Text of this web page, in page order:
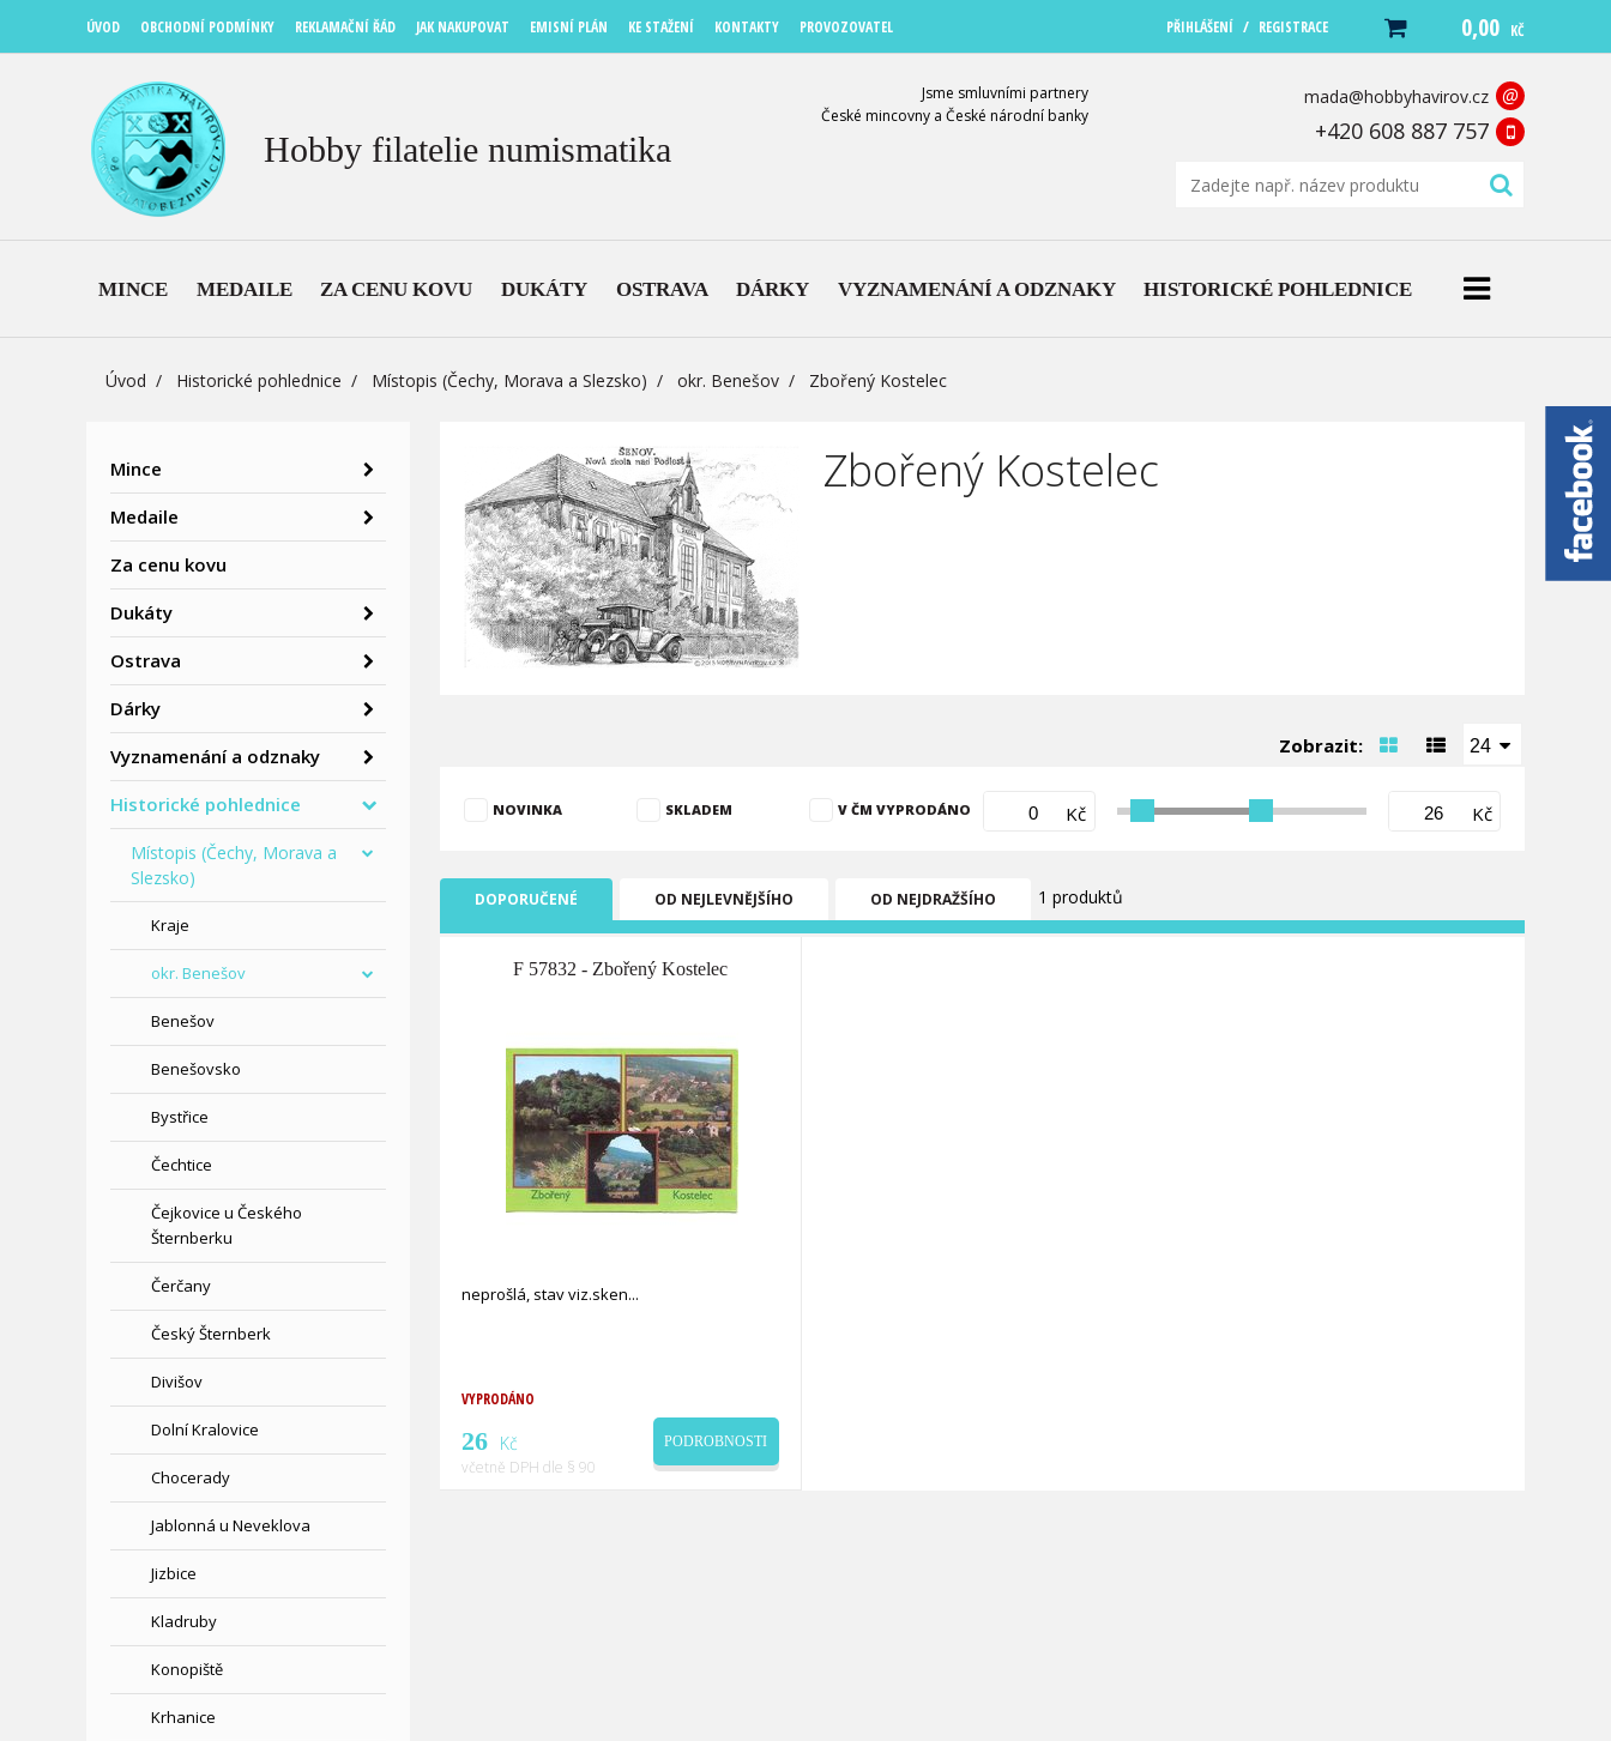
ÚVOD OBCHODNÍ PODMÍNKY REKLAMAČNÍ ŘÁD JAK NAKUPOVAT EMISNÍ PLÁN KE STAŽENÍ KONTAKTY PROVOZOVATEL PŘIHLÁŠENÍ / REGISTRACE 0,00 KČ
Hobby filatelie numismatika
Jsme smluvními partnery
České mincovny a České národní banky
mada@hobbyhavirov.cz @
+420 608 887 757
MINCE MEDAILE ZA CENU KOVU DUKÁTY OSTRAVA DÁRKY VYZNAMENÁNÍ A ODZNAKY HISTORICKÉ POHLEDNICE
Úvod Historické pohlednice Místopis (Čechy, Morava a Slezsko) okr. Benešov Zbořený Kostelec
Mince
Medaile
Za cenu kovu
Dukáty
Ostrava
Dárky
Vyznamenání a odznaky
Historické pohlednice
Místopis (Čechy, Morava a
Slezsko)
Kraje
okr. Benešov
Benešov
Benešovsko
Bystřice
Čechtice
Čejkovice u Českého
Šternberku
Čerčany
Český Šternberk
Divišov
Dolní Kralovice
Chocerady
Jablonná u Neveklova
Jizbice
Kladruby
Konopiště
Krhanice
Zbořený Kostelec
Zobrazit: 24
NOVINKA SKLADEM V ČM VYPRODÁNO Kč Kč
DOPORUČENÉ OD NEJLEVNĚJŠÍHO OD NEJDRAŽŠÍHO 1 produktů
F 57832 - Zbořený Kostelec
neprošlá, stav viz.sken
VYPRODÁNO
26 Kč
včetně DPH dle § 90
PODROBNOSTI